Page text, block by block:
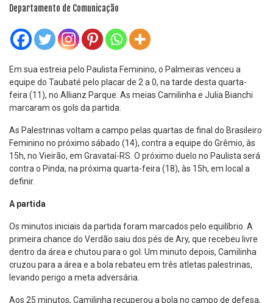
Departamento de Comunicação
Em sua estreia pelo Paulista Feminino, o Palmeiras venceu a
equipe do Taubaté pelo placar de 2 a 0, na tarde desta quarta-
feira (11), no Allianz Parque. As meias Camilinha e Julia Bianchi
marcaram os gols da partida.
As Palestrinas voltam a campo pelas quartas de final do Brasileiro
Feminino no próximo sábado (14), contra a equipe do Grêmio, às
15h, no Vieirão, em Gravataí-RS. O próximo duelo no Paulista será
contra o Pinda, na próxima quarta-feira (18), às 15h, em local a
definir.
A partida
Os minutos iniciais da partida foram marcados pelo equilíbrio. A
primeira chance do Verdão saiu dos pés de Ary, que recebeu livre
dentro da área e chutou para o gol. Um minuto depois, Camilinha
cruzou para a área e a bola rebateu em três atletas palestrinas,
levando perigo a meta adversária.
Aos 25 minutos, Camilinha recuperou a bola no campo de defesa,